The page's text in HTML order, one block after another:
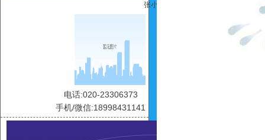
张小惠
电话:020-23306373
手机/微信:18998431141